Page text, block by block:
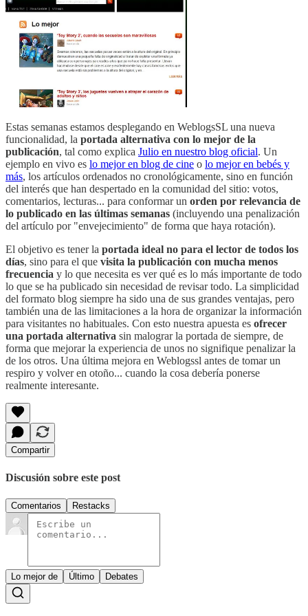
Estas semanas estamos desplegando en WeblogsSL una nueva
funcionalidad, la portada alternativa con lo mejor de la
publicación, tal como explica Julio en nuestro blog oficial. Un
ejemplo en vivo es lo mejor en blog de cine o lo mejor en bebés y
más, los artículos ordenados no cronológicamente, sino en función
del interés que han despertado en la comunidad del sitio: votos,
comentarios, lecturas... para conformar un orden por relevancia de
lo publicado en las últimas semanas (incluyendo una penalización
del artículo por "envejecimiento" de forma que haya rotación).
El objetivo es tener la portada ideal no para el lector de todos los
días, sino para el que visita la publicación con mucha menos
frecuencia y lo que necesita es ver qué es lo más importante de todo
lo que se ha publicado sin necesidad de revisar todo. La simplicidad
del formato blog siempre ha sido una de sus grandes ventajas, pero
también una de las limitaciones a la hora de organizar la información
para visitantes no habituales. Con esto nuestra apuesta es ofrecer
una portada alternativa sin malograr la portada de siempre, de
forma que mejorar la experiencia de unos no signifique penalizar la
de los otros. Una última mejora en Weblogssl antes de tomar un
respiro y volver en otoño... cuando la cosa debería ponerse
realmente interesante.
Compartir
Discusión sobre este post
Comentarios Restacks
Lo mejor de Último Debates